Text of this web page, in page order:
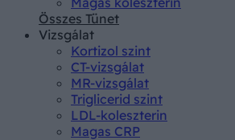
Összes Tünet
Vizsgálat
Kortizol szint
CT-vizsgálat
MR-vizsgálat
Triglicerid szint
LDL-koleszterin
Magas CRP